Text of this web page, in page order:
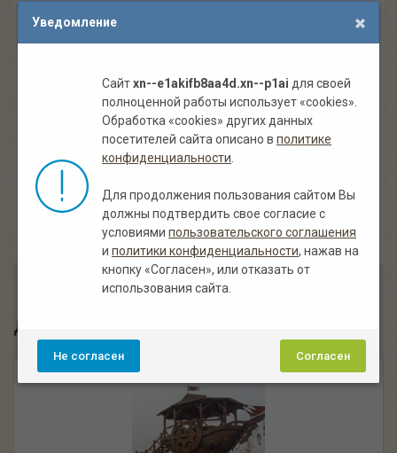
Корабль под старину
с декором из
с возможной доставкой и монтажом. В
компании «Старый пень» вы всегда сможете купить или
заказать деревянный корабль другого цвета, размера и
комплектации. У нас индивидуальный подход при
изготовлении каждого изделия. Корабль под старину:
стоимость, описание и фото, характеристики изделия.
— Понравилось наше изделие? Поделись им
со своими друзьями!
Другие похожие деревянные корабли:
Уведомление
Сайтxn--e1akifb8aa4d.xn--p1ai для своей
полноценной работы использует «cookies».
Обработка «cookies» других данных
посетителей сайта описано в политике
конфиденциальности
Для продолжения пользования сайтом Вы
должны подтвердить свое согласие с
условиями пользовательского соглашения
и политики конфиденциальности, нажав на
кнопку «Согласен», или отказать от
использования сайта.
Согласен
Не согласен